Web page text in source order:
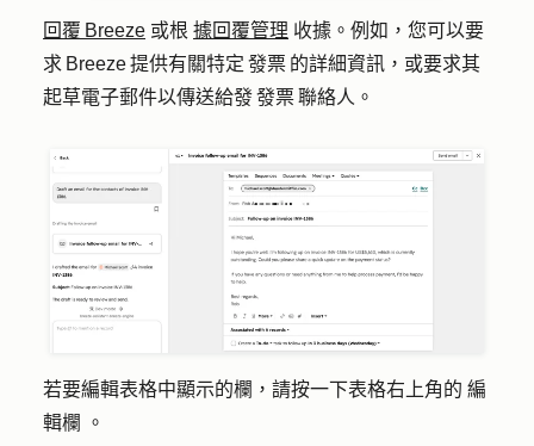
回覆 Breeze 或根 據回覆管理 收據。例如，您可以要
求 Breeze 提供有關特定 發票 的詳細資訊，或要求其
起草電子郵件以傳送給發 發票 聯絡人。
若要編輯表格中顯示的欄，請按一下表格右上角的 編
輯欄
。